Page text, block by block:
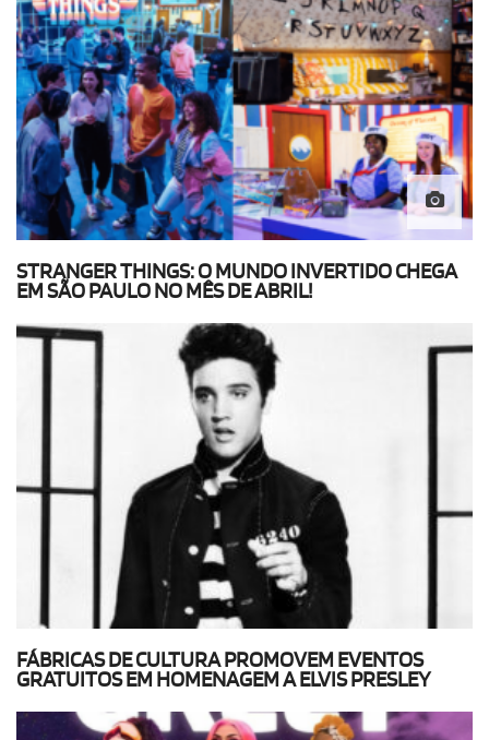
STRANGER THINGS: O MUNDO INVERTIDO CHEGA
EM SÃO PAULO NO MÊS DE ABRIL!
FÁBRICAS DE CULTURA PROMOVEM EVENTOS
GRATUITOS EM HOMENAGEM A ELVIS PRESLEY